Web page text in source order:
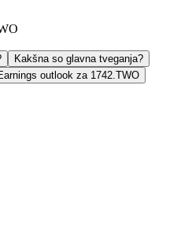
Kakšna so glavna tveganja?
outlook za 1742.TWO